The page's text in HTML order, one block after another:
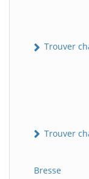
Trouver
Trouver
Bresse